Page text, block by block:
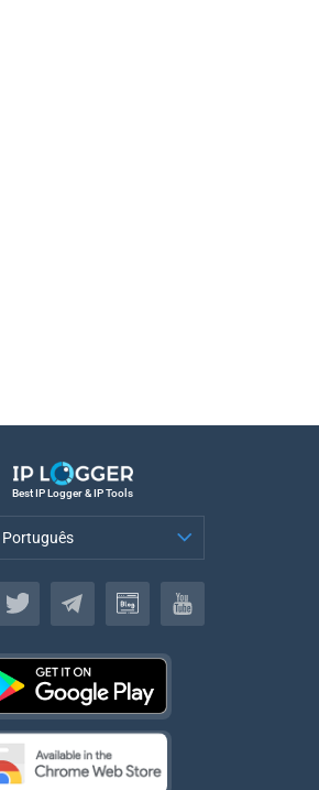
Best IP Logger & IP Tools
Português
Português